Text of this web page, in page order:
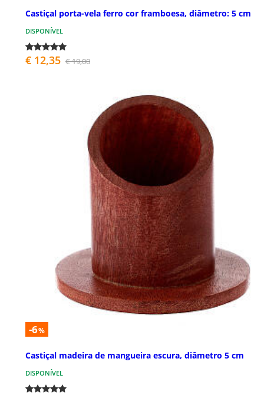
Castiçal porta-vela ferro cor framboesa, diâmetro: 5 cm
DISPONÍVEL
€ 12,35 € 19,00
-6%
Castiçal madeira de mangueira escura, diâmetro 5 cm
DISPONÍVEL